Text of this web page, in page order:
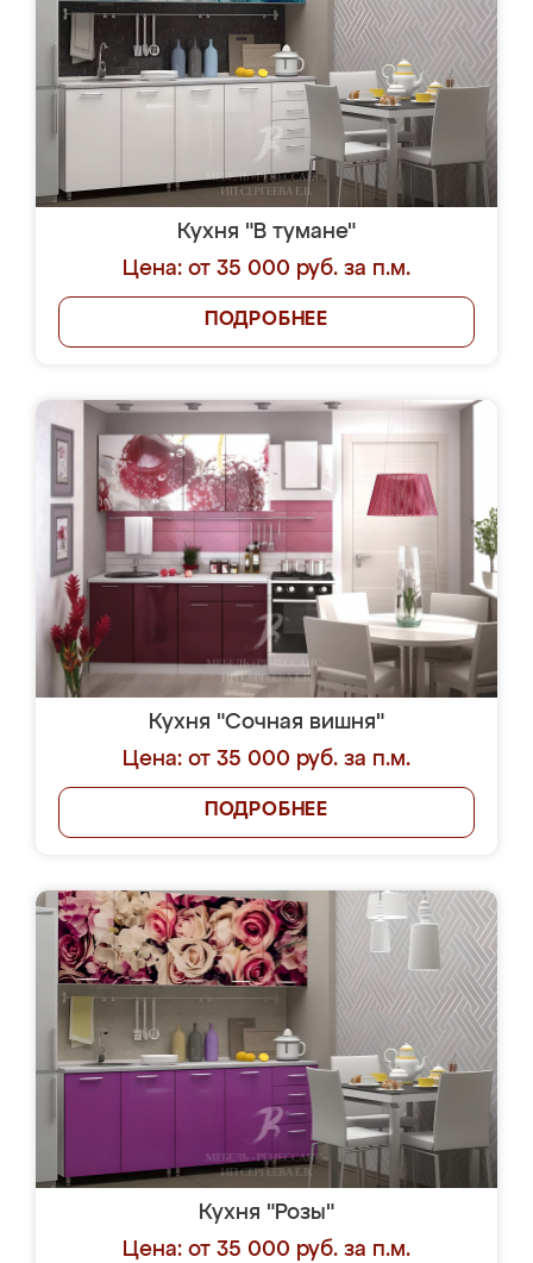
Кухня "В тумане"
Цена: от 35 000 руб. за п.м.
ПОДРОБНЕЕ
Кухня "Сочная вишня"
Цена: от 35 000 руб. за п.м.
ПОДРОБНЕЕ
Кухня "Розы"
Цена: от 35 000 руб. за п.м.